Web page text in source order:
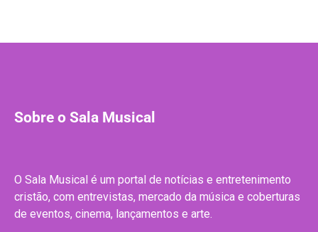
Sobre o Sala Musical
O Sala Musical é um portal de notícias e entretenimento
cristão, com entrevistas, mercado da música e coberturas
de eventos, cinema, lançamentos e arte.